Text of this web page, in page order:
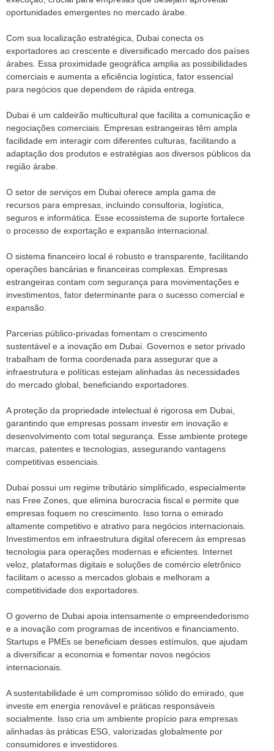
oportunidades emergentes no mercado árabe.
Com sua localização estratégica, Dubai conecta os
exportadores ao crescente e diversificado mercado dos países
árabes. Essa proximidade geográfica amplia as possibilidades
comerciais e aumenta a eficiência logística, fator essencial
para negócios que dependem de rápida entrega.
Dubai é um caldeirão multicultural que facilita a comunicação e
negociações comerciais. Empresas estrangeiras têm ampla
facilidade em interagir com diferentes culturas, facilitando a
adaptação dos produtos e estratégias aos diversos públicos da
região árabe.
O setor de serviços em Dubai oferece ampla gama de
recursos para empresas, incluindo consultoria, logística,
seguros e informática. Esse ecossistema de suporte fortalece
o processo de exportação e expansão internacional.
O sistema financeiro local é robusto e transparente, facilitando
operações bancárias e financeiras complexas. Empresas
estrangeiras contam com segurança para movimentações e
investimentos, fator determinante para o sucesso comercial e
expansão.
Parcerias público-privadas fomentam o crescimento
sustentável e a inovação em Dubai. Governos e setor privado
trabalham de forma coordenada para assegurar que a
infraestrutura e políticas estejam alinhadas às necessidades
do mercado global, beneficiando exportadores.
A proteção da propriedade intelectual é rigorosa em Dubai,
garantindo que empresas possam investir em inovação e
desenvolvimento com total segurança. Esse ambiente protege
marcas, patentes e tecnologias, assegurando vantagens
competitivas essenciais.
Dubai possui um regime tributário simplificado, especialmente
nas Free Zones, que elimina burocracia fiscal e permite que
empresas foquem no crescimento. Isso torna o emirado
altamente competitivo e atrativo para negócios internacionais.
Investimentos em infraestrutura digital oferecem às empresas
tecnologia para operações modernas e eficientes. Internet
veloz, plataformas digitais e soluções de comércio eletrônico
facilitam o acesso a mercados globais e melhoram a
competitividade dos exportadores.
O governo de Dubai apoia intensamente o empreendedorismo
e a inovação com programas de incentivos e financiamento.
Startups e PMEs se beneficiam desses estímulos, que ajudam
a diversificar a economia e fomentar novos negócios
internacionais.
A sustentabilidade é um compromisso sólido do emirado, que
investe em energia renovável e práticas responsáveis
socialmente. Isso cria um ambiente propício para empresas
alinhadas às práticas ESG, valorizadas globalmente por
consumidores e investidores.